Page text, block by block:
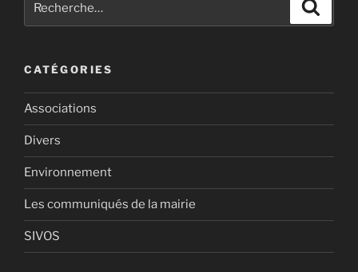
pour
CATÉGORIES
Associations
Divers
Environnement
Les communiqués de la mairie
SIVOS